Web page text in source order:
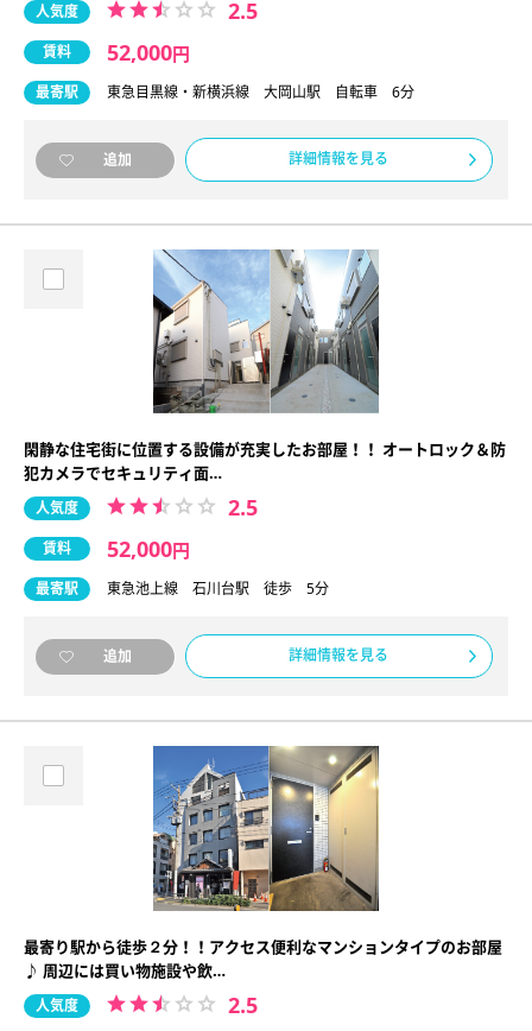
人気度 2.5
賃料 52,000円
最寄駅 東急目黒線・新横浜線 大岡山駅 自転車 6分
追加 詳細情報を見る
閑静な住宅街に位置する設備が充実したお部屋！！ オートロック＆防
犯カメラでセキュリティ面…
人気度 2.5
賃料 52,000円
最寄駅 東急池上線 石川台駅 徒歩 5分
追加 詳細情報を見る
最寄り駅から徒歩２分！！アクセス便利なマンションタイプのお部屋
♪ 周辺には買い物施設や飲…
人気度 2.5